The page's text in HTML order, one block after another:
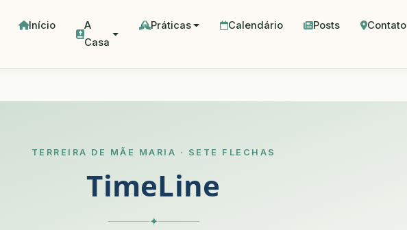
Início
A
Casa
Práticas Calendário Posts Contato
TERREIRA DE MÃE MARIA · SETE FLECHAS
TimeLine
✦